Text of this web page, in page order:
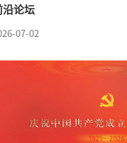
沿论坛
07-02